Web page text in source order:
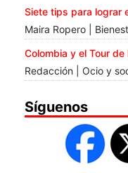
Siete tips para lograr
Maira Ropero |
Colombia y el Tour de
Redacción | Ocio y
Síguenos